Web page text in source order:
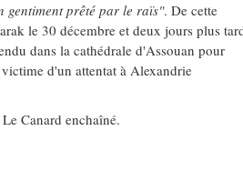
gentiment prêté par le raïs". De cette
le 30 décembre et deux jours plus
dans la cathédrale d'Assouan pour
d'un attentat à Alexandrie
Canard enchaîné.